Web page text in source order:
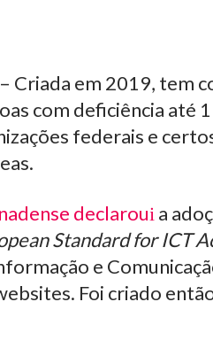
– Criada em 2019, tem
com deficiência até
federais e
declarou a
Standard for ICT
e
Foi criado